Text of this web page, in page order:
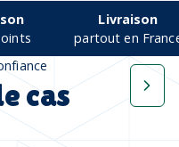
Livraison
partout en
cas